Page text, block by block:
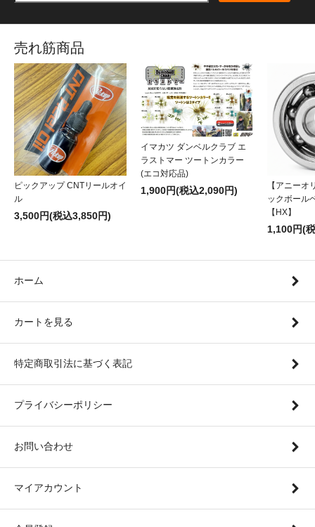
売れ筋商品
ピックアップ CNTリールオイ
ル
3,500円(税込3,850円)
イマカツ ダンベルクラブ エ
ラストマー ツートンカラー
(エコ対応品)
1,900円(税込2,090円)
【アニーオ
ックボール
【HX】
1,100円(
ホーム
カートを見る
特定商取引法に基づく表記
プライバシーポリシー
お問い合わせ
マイアカウント